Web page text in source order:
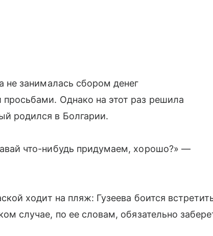
не занималась сбором денег
Однако на этот раз решила
родился в Болгарии.
что-нибудь придумаем, хорошо?» —
ходит на пляж: Гузеева боится
случае, по ее словам, обязательно